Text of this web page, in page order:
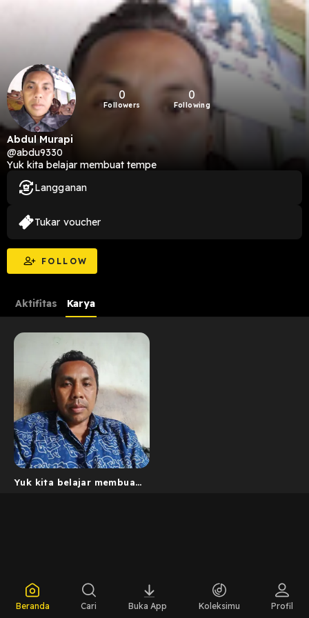
0
Followers
0
Following
Abdul Murapi
@abdu9330
Yuk kita belajar membuat tempe
FOLLOW
Langganan
Tukar voucher
Aktifitas Karya
Yuk kita belajar membuat
Beranda Cari Buka App Koleksimu Profil